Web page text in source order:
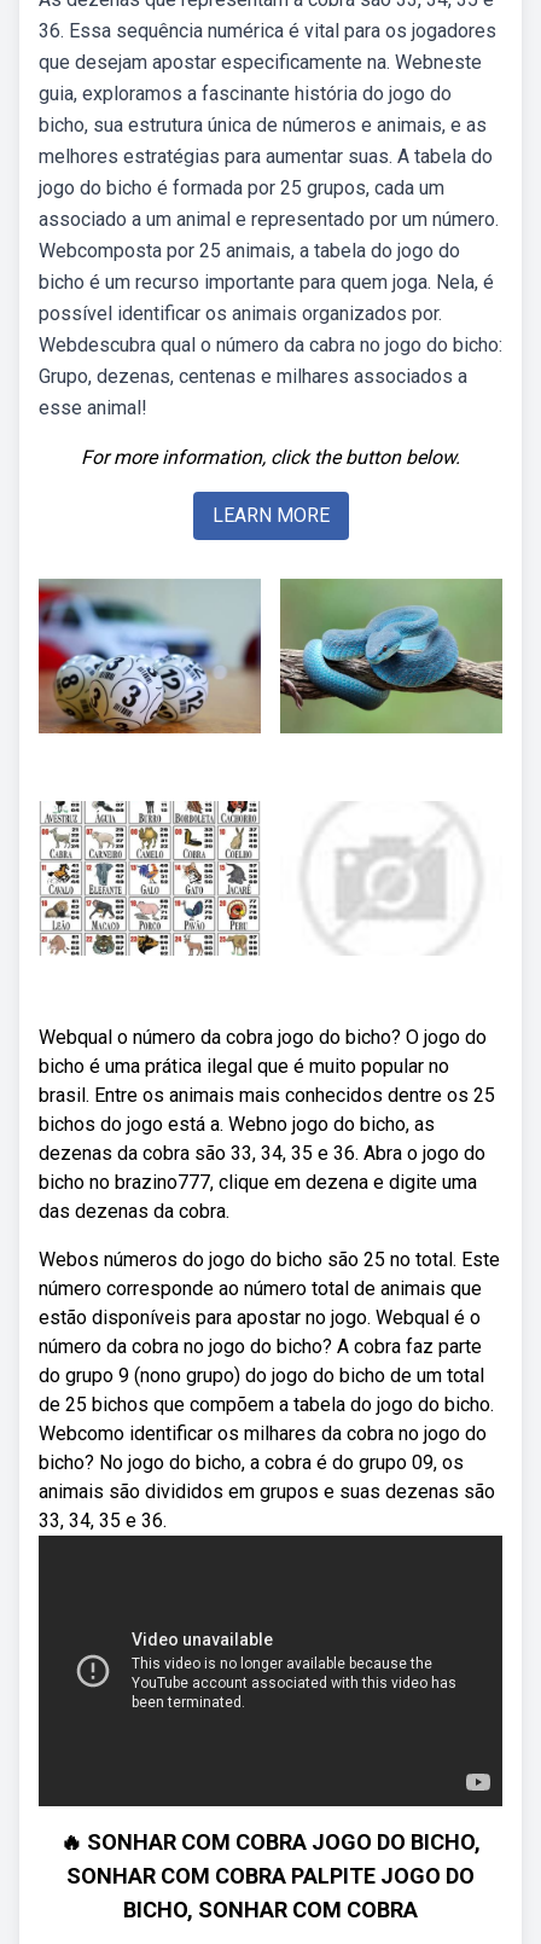
36. Essa sequência numérica é vital para os jogadores
que desejam apostar especificamente na. Webneste
guia, exploramos a fascinante história do jogo do
bicho, sua estrutura única de números e animais, e as
melhores estratégias para aumentar suas. A tabela do
jogo do bicho é formada por 25 grupos, cada um
associado a um animal e representado por um número.
Webcomposta por 25 animais, a tabela do jogo do
bicho é um recurso importante para quem joga. Nela, é
possível identificar os animais organizados por.
Webdescubra qual o número da cabra no jogo do bicho:
Grupo, dezenas, centenas e milhares associados a
esse animal!
For more information, click the button below.
LEARN MORE
Webqual o número da cobra jogo do bicho? O jogo do
bicho é uma prática ilegal que é muito popular no
brasil. Entre os animais mais conhecidos dentre os 25
bichos do jogo está a. Webno jogo do bicho, as
dezenas da cobra são 33, 34, 35 e 36. Abra o jogo do
bicho no brazino777, clique em dezena e digite uma
das dezenas da cobra.
Webos números do jogo do bicho são 25 no total. Este
número corresponde ao número total de animais que
estão disponíveis para apostar no jogo. Webqual é o
número da cobra no jogo do bicho? A cobra faz parte
do grupo 9 (nono grupo) do jogo do bicho de um total
de 25 bichos que compõem a tabela do jogo do bicho.
Webcomo identificar os milhares da cobra no jogo do
bicho? No jogo do bicho, a cobra é do grupo 09, os
animais são divididos em grupos e suas dezenas são
33, 34, 35 e 36.
🔥 SONHAR COM COBRA JOGO DO BICHO,
SONHAR COM COBRA PALPITE JOGO DO
BICHO, SONHAR COM COBRA